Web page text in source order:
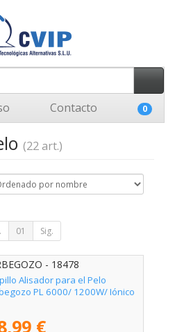
Contacto 0
(22 art.)
01 Sig.
- 18478
Alisador para el Pelo
PL 6000/ 1200W/ Iónico
€